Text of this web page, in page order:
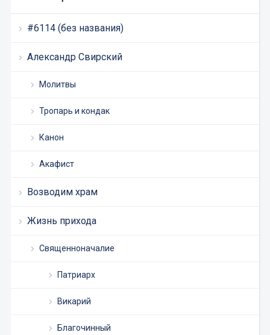
#6114 (без названия)
Александр Свирский
Молитвы
Тропарь и кондак
Канон
Акафист
Возводим храм
Жизнь прихода
Священноначалие
Патриарх
Викарий
Благочинный